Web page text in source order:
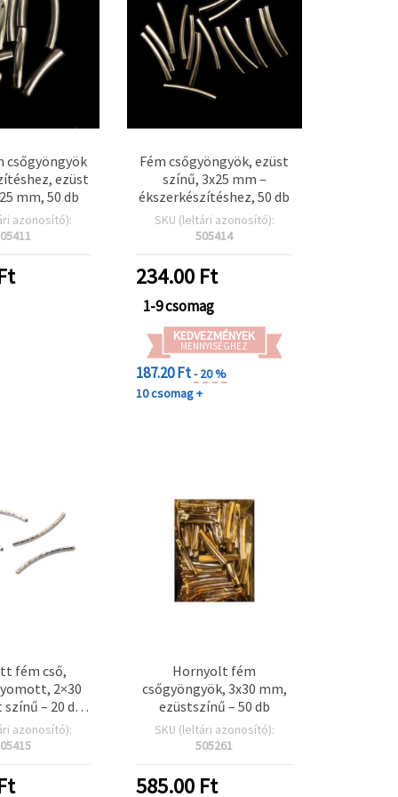
csőgyöngyök
ezüst
mm, 50 db
azonosító):
Fém csőgyöngyök, ezüst
színű, 3x25 mm –
ékszerkészítéshez, 50 db
SKU (leltári azonosító):
505414
234.00Ft
1-9 csomag
KEDVEZMÉNYEK
MENNYISÉGHEZ
187.20 Ft- 20 %
10 csomag +
fém cső,
2×30
– 20 db,
azonosító):
Hornyolt fém
csőgyöngyök, 3x30 mm,
ezüstszínű – 50 db
SKU (leltári azonosító):
505261
585.00Ft